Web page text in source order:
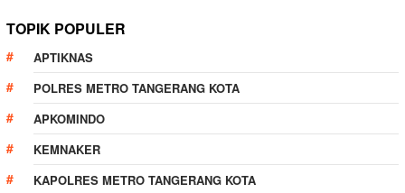
TOPIK POPULER
APTIKNAS
POLRES METRO TANGERANG KOTA
APKOMINDO
KEMNAKER
KAPOLRES METRO TANGERANG KOTA